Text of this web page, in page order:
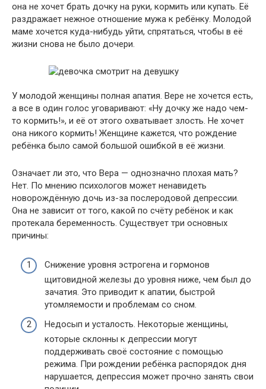
она не хочет брать дочку на руки, кормить или купать. Её
раздражает нежное отношение мужа к ребёнку. Молодой
маме хочется куда-нибудь уйти, спрятаться, чтобы в её
жизни снова не было дочери.
У молодой женщины полная апатия. Вере не хочется есть,
а все в один голос уговаривают: «Ну дочку же надо чем-
то кормить!», и её от этого охватывает злость. Не хочет
она никого кормить! Женщине кажется, что рождение
ребёнка было самой большой ошибкой в её жизни.
Означает ли это, что Вера — однозначно плохая мать?
Нет. По мнению психологов может ненавидеть
новорождённую дочь из-за послеродовой депрессии.
Она не зависит от того, какой по счёту ребёнок и как
протекала беременность. Существует три основных
причины:
Снижение уровня эстрогена и гормонов
щитовидной железы до уровня ниже, чем был до
зачатия. Это приводит к апатии, быстрой
утомляемости и проблемам со сном.
Недосып и усталость. Некоторые женщины,
которые склонны к депрессии могут
поддерживать своё состояние с помощью
режима. При рождении ребёнка распорядок дня
нарушается, депрессия может прочно занять свои